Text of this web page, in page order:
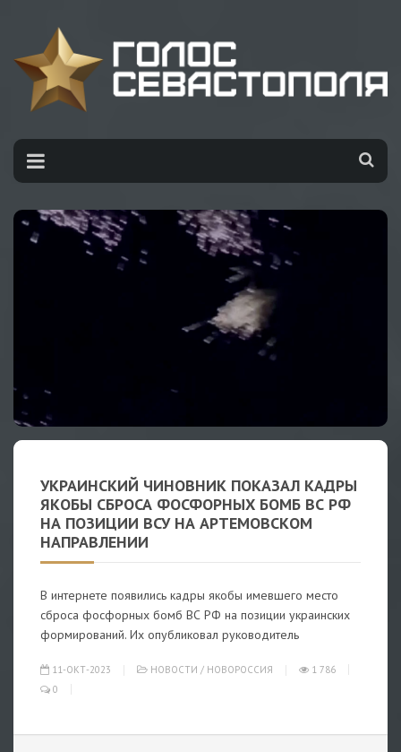
УКРАИНСКИЙ ЧИНОВНИК ПОКАЗАЛ КАДРЫ
ЯКОБЫ СБРОСА ФОСФОРНЫХ БОМБ ВС РФ
НА ПОЗИЦИИ ВСУ НА АРТЕМОВСКОМ
НАПРАВЛЕНИИ
В интернете появились кадры якобы имевшего место
сброса фосфорных бомб ВС РФ на позиции украинских
формирований. Их опубликовал руководитель
11-ОКТ-2023 НОВОСТИ / НОВОРОССИЯ
1 786
0